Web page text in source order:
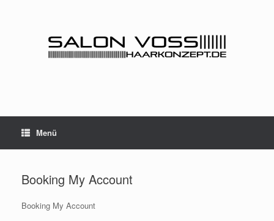
Menü
Booking My Account
Booking My Account